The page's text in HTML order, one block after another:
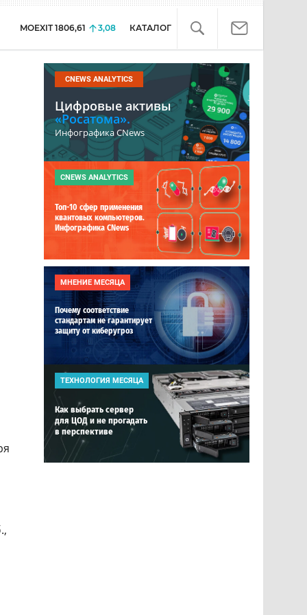
MOEXIT 1806,61 3,08 КАТАЛОГ
CNEWS ANALYTICS
Цифровые активы
«Росатома».
Инфографика CNews
CNEWS ANALYTICS
Топ-10 сфер применения
квантовых компьютеров.
Инфографика CNews
МНЕНИЕ МЕСЯЦА
Почему соответствие
стандартам не гарантирует
защиту от киберугроз
ТЕХНОЛОГИЯ МЕСЯЦА
Как выбрать сервер
для ЦОД и не прогадать
в перспективе